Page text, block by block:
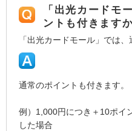
「出光カードモ
ントも付きます
「出光カードモール」では
通常のポイントも付きます。
例）1,000円につき＋10ポイ
した場合